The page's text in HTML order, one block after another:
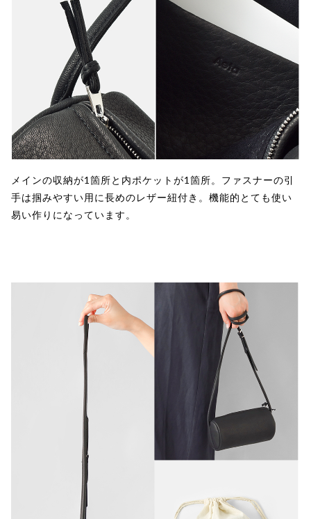
メインの収納が1箇所と内ポケットが1箇所。ファスナーの引
手は掴みやすい用に長めのレザー紐付き。機能的とても使い
易い作りになっています。